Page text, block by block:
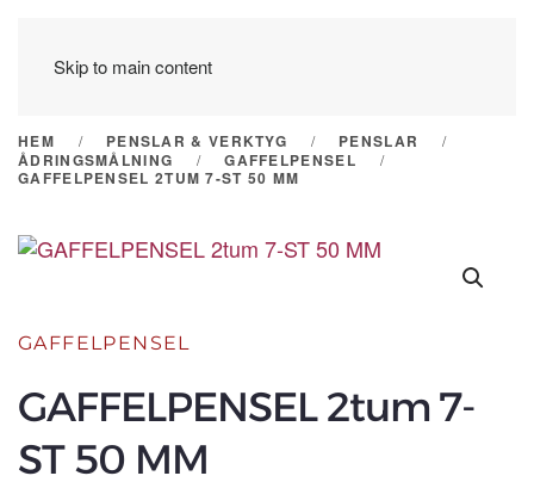
Skip to main content
HEM PENSLAR & VERKTYG
PENSLAR
ÅDRINGSMÅLNING
GAFFELPENSEL
GAFFELPENSEL 2TUM 7-ST 50 MM
GAFFELPENSEL
GAFFELPENSEL 2tum 7-
ST 50 MM